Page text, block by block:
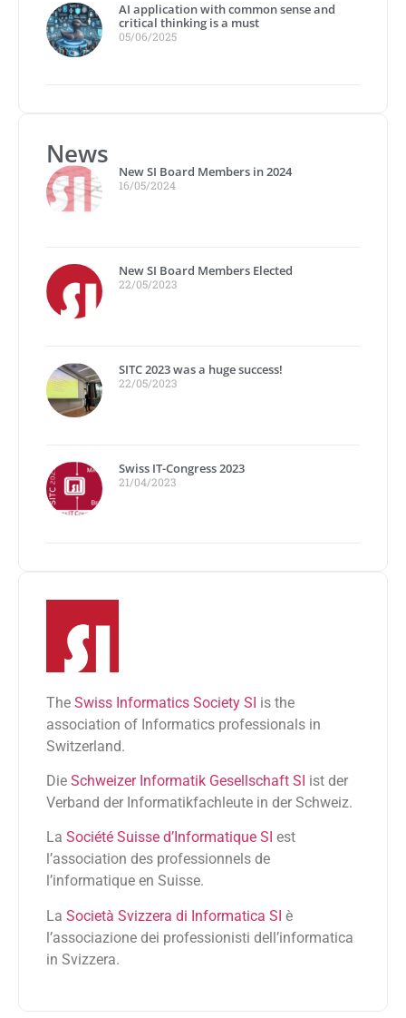
AI application with common sense and
critical thinking is a must
05/06/2025
News
New SI Board Members in 2024
16/05/2024
New SI Board Members Elected
22/05/2023
SITC 2023 was a huge success!
22/05/2023
Swiss IT-Congress 2023
21/04/2023
The Swiss Informatics Society SI is the
association of Informatics professionals in
Switzerland.
Die Schweizer Informatik Gesellschaft SI ist der
Verband der Informatikfachleute in der Schweiz.
La Société Suisse d’Informatique SI est
l’association des professionnels de
l’informatique en Suisse.
La Società Svizzera di Informatica SI è
l’associazione dei professionisti dell’informatica
in Svizzera.